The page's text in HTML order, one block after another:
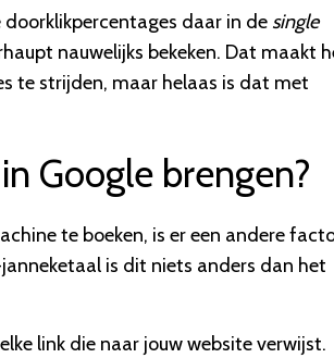
daar in desingle
nauwelijks bekeken. Dat maakt
te strijden, maar helaas is dat met
Google brengen?
te boeken, is er een andere
is dit niets anders dan het
link die naar jouw website verwijst.